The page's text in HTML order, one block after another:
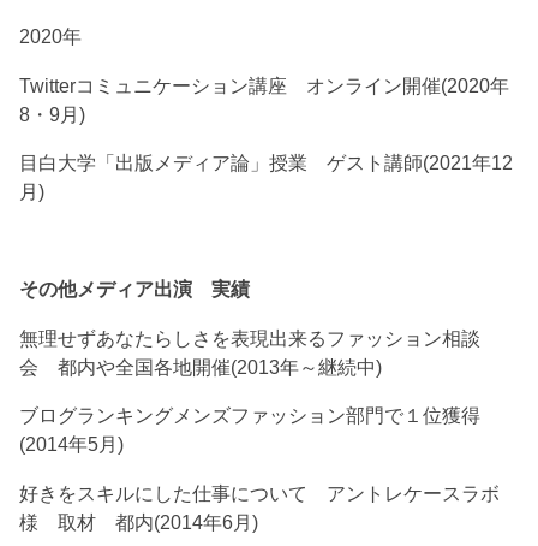
2020年
Twitterコミュニケーション講座 オンライン開催(2020年
8・9月)
目白大学「出版メディア論」授業 ゲスト講師(2021年12
月)
その他メディア出演 実績
無理せずあなたらしさを表現出来るファッション相談
会 都内や全国各地開催(2013年～継続中)
ブログランキングメンズファッション部門で１位獲得
(2014年5月)
好きをスキルにした仕事について アントレケースラボ
様 取材 都内(2014年6月)